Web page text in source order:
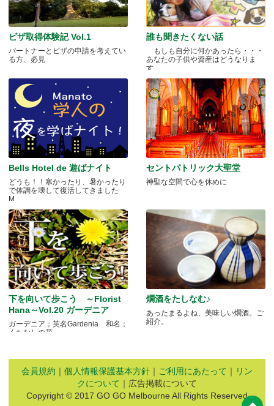
ビザ取得体験記 Vol.1
パートナーとビザの申請を考えてい
る方、必見
誰も聞きたくない話
もしも自分に何かあったら・・・
あなたの子供や資産はどうなりま
す.....
Bells Hotel de 遊ばナイト
どうも！！寒かったり、暑かったり
で体調を壊して復活してきました
M.....
セントパトリック大聖堂
神聖な空間で心を休めに
下を向いて歩こう ～Florist
Hana～Vol.20 ガーデニア
ガーデニア；英名Gardenia 和名；
くちなしの花 .....
燗酒をたしなむ♪
あったまるよね、美味しい燗酒。ご
紹介。
会員規約 ｜ 個人情報保護基本方針 ｜ ご利用にあたって ｜ リン
クについて ｜広告掲載について
Copyright © 2017 GO GO Melbourne All Rights Reserved